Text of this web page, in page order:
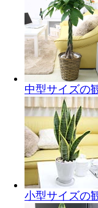
中型サイズの
小型サイズの